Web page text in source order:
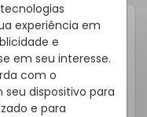
experiência em
e
em seu interesse.
com o
dispositivo para
e para